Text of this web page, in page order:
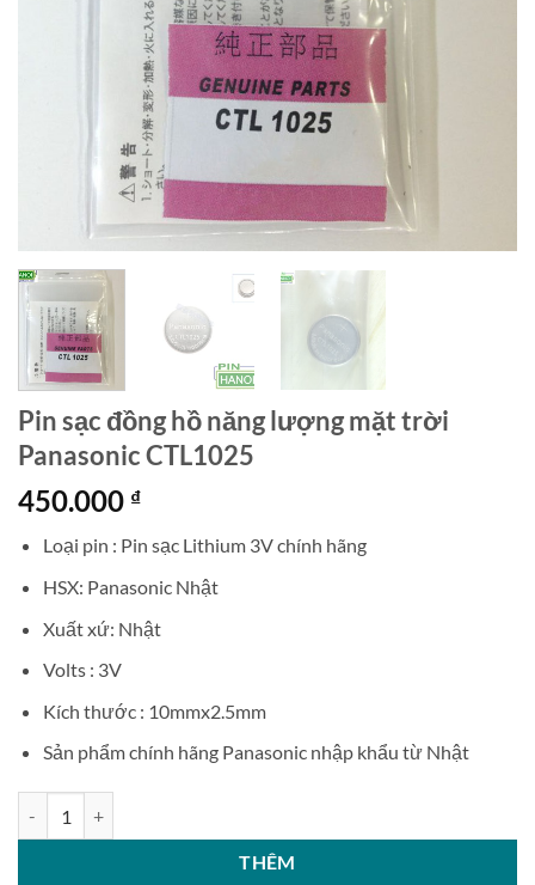
Pin sạc đồng hồ năng lượng mặt trời
Panasonic CTL1025
450.000 ₫
Loại pin : Pin sạc Lithium 3V chính hãng
HSX: Panasonic Nhật
Xuất xứ: Nhật
Volts : 3V
Kích thước : 10mmx2.5mm
Sản phẩm chính hãng Panasonic nhập khẩu từ Nhật
THÊM